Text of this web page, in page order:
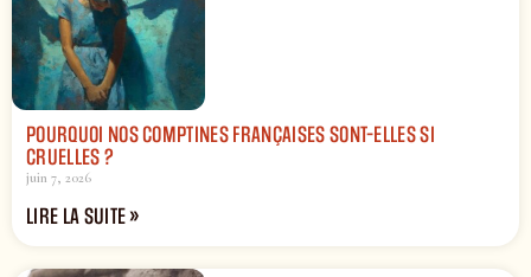
POURQUOI NOS COMPTINES FRANÇAISES SONT-ELLES SI
CRUELLES ?
juin 7, 2026
LIRE LA SUITE »